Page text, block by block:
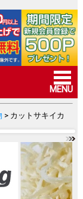
MENU
> カットサキイカ